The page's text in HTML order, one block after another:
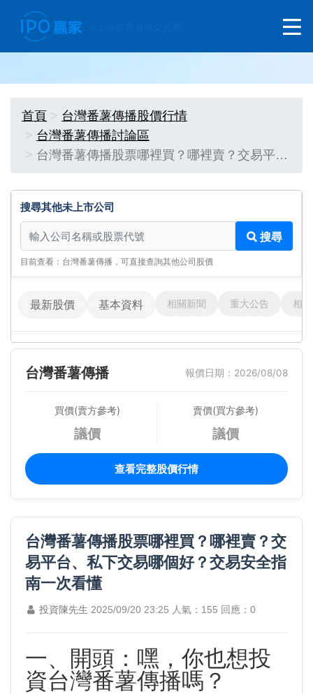
首頁
台灣番薯傳播股價行情
台灣番薯傳播討論區
台灣番薯傳播股票哪裡買？哪裡賣？交易平…
搜尋其他未上市公司
搜尋其他未上市公司
搜尋
目前查看：台灣番薯傳播，可直接查詢其他公司股價
最新股價 基本資料 相關新聞 重大公告 相
台灣番薯傳播 報價日期：2026/08/08
買價(賣方參考)
議價
賣價(買方參考)
議價
查看完整股價行情
台灣番薯傳播股票哪裡買？哪裡賣？交
易平台、私下交易哪個好？交易安全指
南一次看懂
投資陳先生 2025/09/20 23:25 人氣：155 回應：0
一、開頭：嘿，你也想投
資台灣番薯傳播嗎？